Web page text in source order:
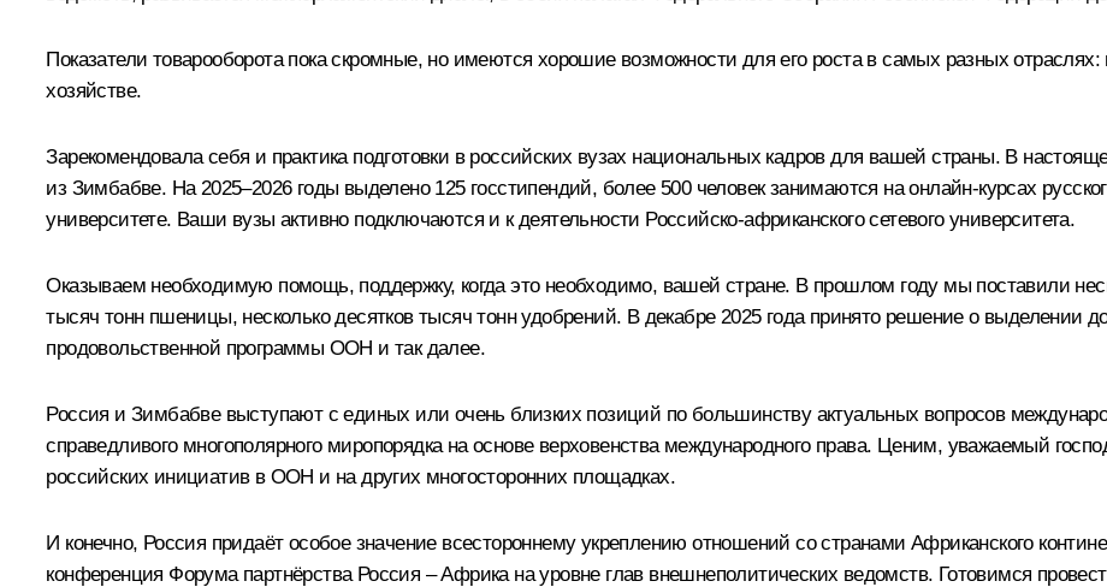
Показатели товарооборота пока скромные, но имеются хорошие возможности для его роста в самых разных отраслях:
хозяйстве.
Зарекомендовала себя и практика подготовки в российских вузах национальных кадров для вашей страны. В
из Зимбабве. На 2025–2026 годы выделено 125 госстипендий, более 500 человек занимаются на онлайн-курсах
университете. Ваши вузы активно подключаются и к деятельности Российско-африканского сетевого университета.
Оказываем необходимую помощь, поддержку, когда это необходимо, вашей стране. В прошлом году мы поставили
тысяч тонн пшеницы, несколько десятков тысяч тонн удобрений. В декабре 2025 года принято решение о выделении
продовольственной программы ООН и так далее.
Россия и Зимбабве выступают с единых или очень близких позиций по большинству актуальных вопросов
справедливого многополярного миропорядка на основе верховенства международного права. Ценим, уважаемый
российских инициатив в ООН и на других многосторонних площадках.
И конечно, Россия придаёт особое значение всестороннему укреплению отношений со странами Африканского
конференция Форума партнёрства Россия – Африка на уровне глав внешнеполитических ведомств. Готовимся